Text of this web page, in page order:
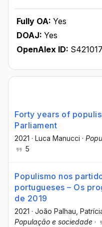
Fully OA: Yes
DOAJ: Yes
OpenAlex ID:
Forty years of
Parliament
2021 · Luca Manucci ·
5
Populismo nos
portugueses – Os
de 2019
2021 · João Palhau ,
População e sociedade ·